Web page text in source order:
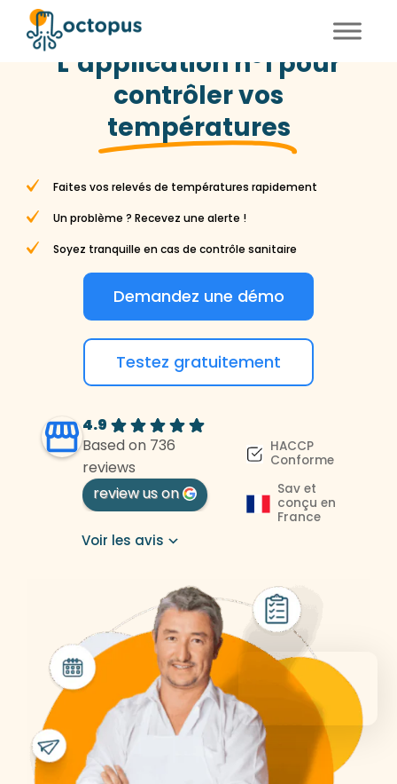
L’application n°1 pour
contrôler vos
températures
Faites vos relevés de températures rapidement
Un problème ? Recevez une alerte !
Soyez tranquille en cas de contrôle sanitaire
Demandez une démo
Testez gratuitement
4.9
Based on 736
reviews
review us on
Voir les avis
HACCP
Conforme
Sav et
conçu en
France